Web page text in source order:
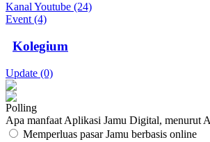
Kanal Youtube (24)
Event (4)
Kolegium
Update (0)
Polling
Apa manfaat Aplikasi Jamu Digital, menurut
Memperluas pasar Jamu berbasis online